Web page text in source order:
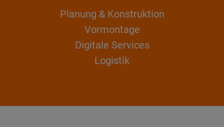
Planung & Konstruktion
Vormontage
Digitale Services
Logistik